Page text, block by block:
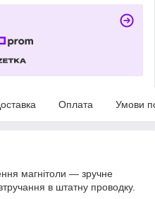
Оплата Умови
магнітоли — зручне
в штатну проводку.